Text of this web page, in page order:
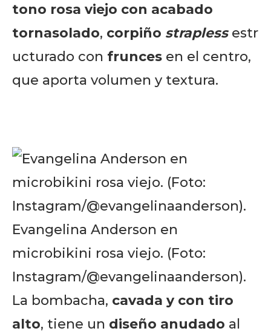
tono rosa viejo con acabado
tornasolado, corpiño strapless estr
ucturado con frunces en el centro,
que aporta volumen y textura.
Evangelina Anderson en
microbikini rosa viejo. (Foto:
Instagram/@evangelinaanderson).
La bombacha, cavada y con tiro
alto, tiene un diseño anudado al